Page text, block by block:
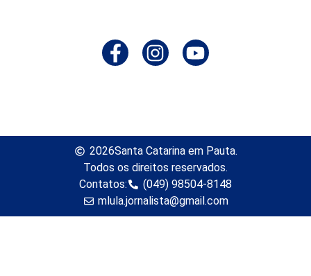
2026Santa Catarina em Pauta.
Todos os direitos reservados.
Contatos:
(049) 98504-8148
mlula.jornalista@gmail.com